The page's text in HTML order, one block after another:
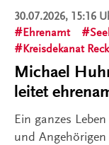
30.07.2026, 15:16
Ehrenamt
Kreisdekanat
Michael
leitet
Ein ganzes
und